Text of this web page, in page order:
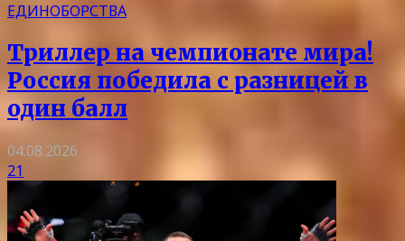
ЕДИНОБОРСТВА
Триллер на чемпионате мира!
Россия победила с разницей в
один балл
04.08.2026
21